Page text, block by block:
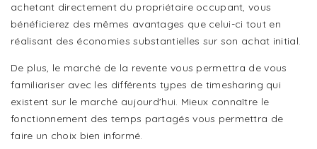
achetant directement du propriétaire occupant, vous
bénéficierez des mêmes avantages que celui-ci tout en
réalisant des économies substantielles sur son achat initial.
De plus, le marché de la revente vous permettra de vous
familiariser avec les différents types de timesharing qui
existent sur le marché aujourd'hui. Mieux connaître le
fonctionnement des temps partagés vous permettra de
faire un choix bien informé.